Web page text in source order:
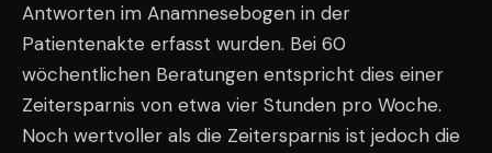
Antworten im Anamnesebogen in der
Patientenakte erfasst wurden. Bei 60
wöchentlichen Beratungen entspricht dies einer
Zeitersparnis von etwa vier Stunden pro Woche.
Noch wertvoller als die Zeitersparnis ist jedoch die